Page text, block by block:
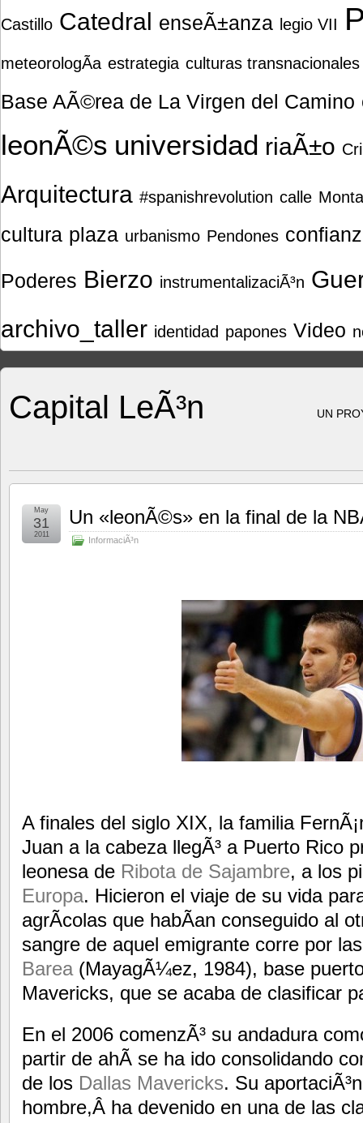
Castillo Catedral enseÃ±anza legio VII
meteorologÃ­a estrategia culturas transnacionales
Base AÃ©rea de La Virgen del Camino
leonÃ©s universidad riaÃ±o
Arquitectura #spanishrevolution calle
cultura plaza urbanismo Pendones
Poderes Bierzo instrumentalizaciÃ³n
archivo_taller identidad papones Video
Capital LeÃ³n UN
Un «leonÃ©s» en la final de la
InformaciÃ³n
May
31
2011
A finales del siglo XIX, la familia
Juan a la cabeza llegÃ³ a Puerto Rico
leonesa de Ribota de Sajambre, a los
Europa. Hicieron el viaje de su vida
agrÃ­colas que habÃ­an conseguido al
sangre de aquel emigrante corre por
Barea (MayagÃ¼ez, 1984), base
Mavericks, que se acaba de clasificar
En el 2006 comenzÃ³ su andadura
partir de ahÃ­ se ha ido consolidando
de los Dallas Mavericks. Su
hombre,Â ha devenido en una de las